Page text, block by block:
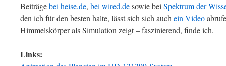
Beiträgebei heise.de, bei wired.desowie bei Spektrum der
den ich für den besten halte, lässt sich sich auch ein Video
Himmelskörper als Simulation zeigt – faszinierend, finde ich.
Links: